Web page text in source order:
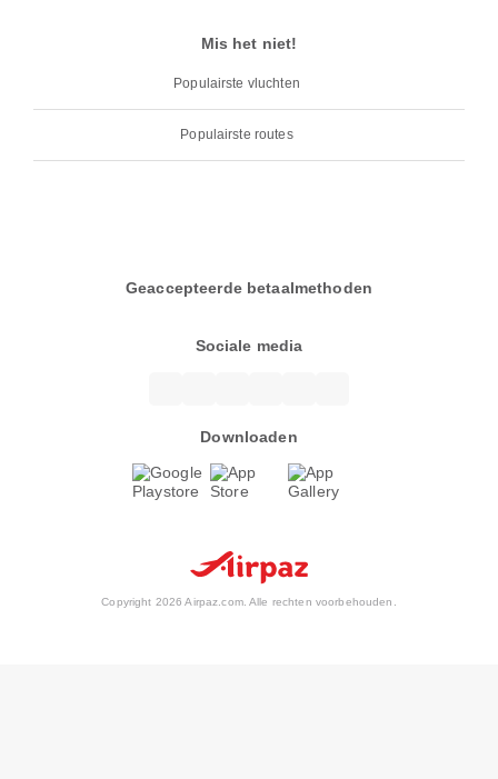
Mis het niet!
Populairste vluchten
Populairste routes
Geaccepteerde betaalmethoden
Sociale media
Downloaden
Copyright 2026 Airpaz.com. Alle rechten voorbehouden.